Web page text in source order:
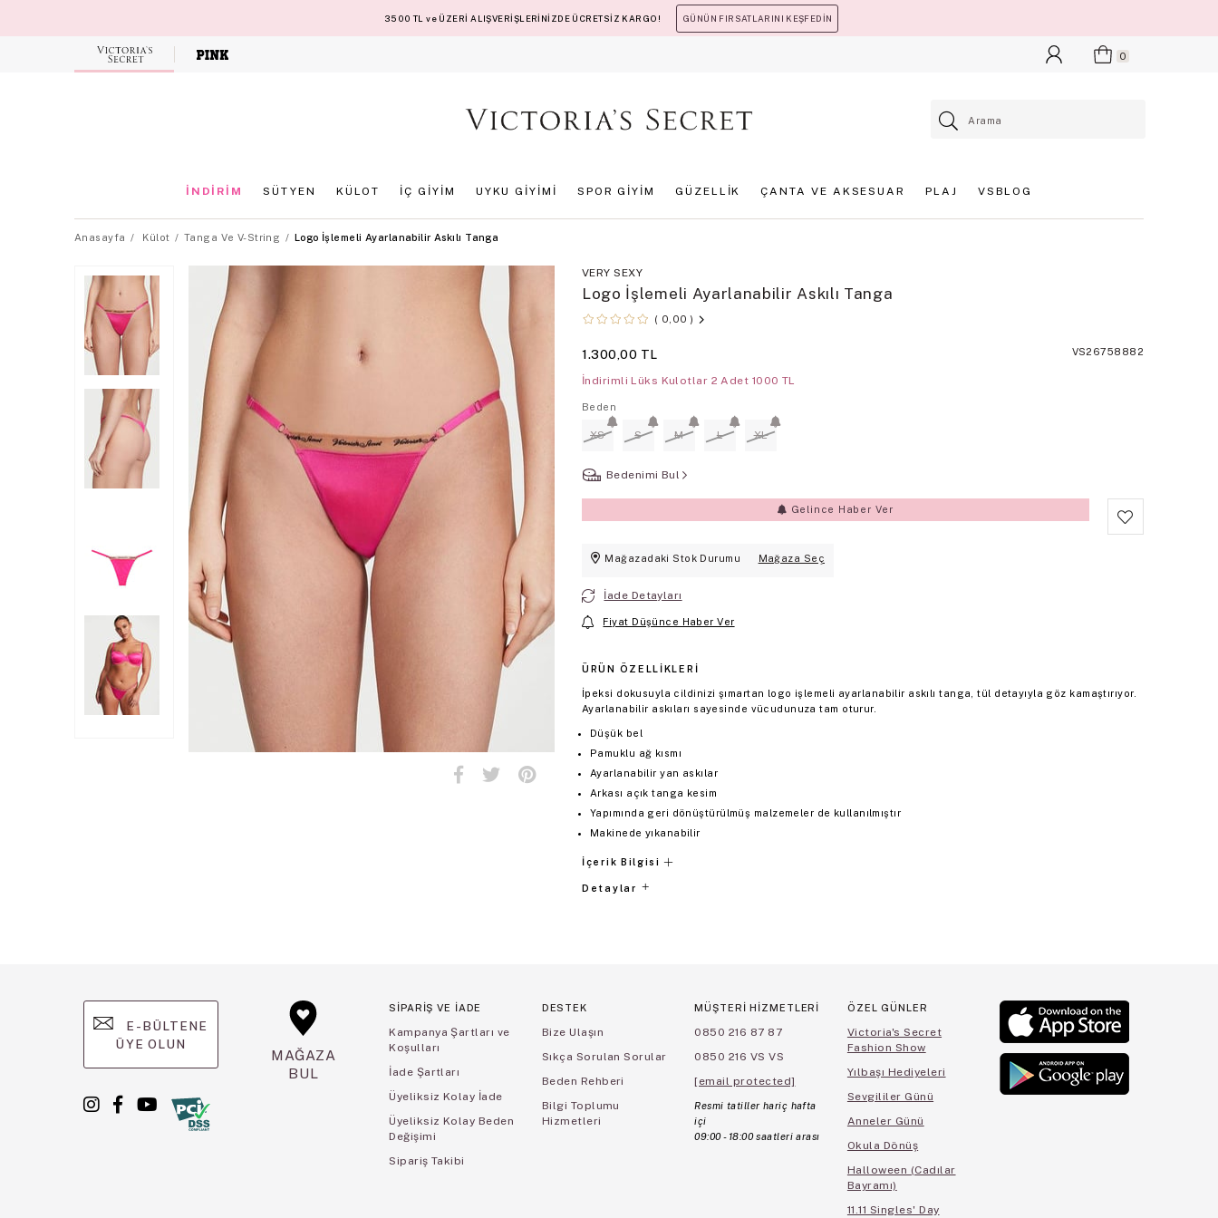
3500 TL ve ÜZERİ ALIŞVERİŞLERİNİZDE ÜCRETSİZ KARGO! GÜNÜN FIRSATLARINI KEŞFEDİN
Victoria's
Secret
0
İNDİRİM SÜTYEN KÜLOT İÇ GİYİM UYKU GİYİMİ SPOR GİYİM GÜZELLİK ÇANTA VE AKSESUAR PLAJ VSBLOG
Anasayfa Külot Tanga Ve V-String Logo İşlemeli Ayarlanabilir Askılı Tanga
VERY SEXY
Logo İşlemeli Ayarlanabilir Askılı Tanga
0,00
1.300,00 TL VS26758882
İndirimli Lüks Kulotlar 2 Adet 1000 TL
Beden
XS S M L XL
Bedenimi Bul
Gelince Haber Ver
Mağazadaki Stok Durumu Mağaza Seç
İade Detayları
Fiyat Düşünce Haber Ver
ÜRÜN ÖZELLIKLERI
İpeksi dokusuyla cildinizi şımartan logo işlemeli ayarlanabilir askılı tanga, tül detayıyla göz kamaştırıyor.
Ayarlanabilir askıları sayesinde vücudunuza tam oturur.
Düşük bel
Pamuklu ağ kısmı
Ayarlanabilir yan askılar
Arkası açık tanga kesim
Yapımında geri dönüştürülmüş malzemeler de kullanılmıştır
Makinede yıkanabilir
İçerik Bilgisi
Detaylar
E-BÜLTENE
ÜYE OLUN
MAĞAZA
BUL
SİPARİŞ VE İADE
Kampanya Şartları ve
Koşulları
İade Şartları
Üyeliksiz Kolay İade
Üyeliksiz Kolay Beden
Değişimi
Sipariş Takibi
DESTEK
Bize Ulaşın
Sıkça Sorulan Sorular
Beden Rehberi
Bilgi Toplumu
Hizmetleri
MÜŞTERİ HİZMETLERİ
0850 216 87 87
0850 216 VS VS
[email protected]
Resmi tatiller hariç hafta
içi
09:00 - 18:00 saatleri arası
ÖZEL GÜNLER
Victoria's Secret
Fashion Show
Yılbaşı Hediyeleri
Sevgililer Günü
Anneler Günü
Okula Dönüş
Halloween (Cadılar
Bayramı)
11.11 Singles' Day